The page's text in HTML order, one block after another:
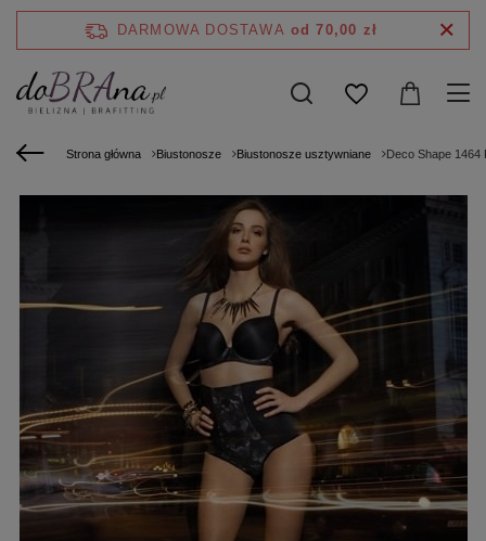
DARMOWA DOSTAWA od 70,00 zł
Strona główna Biustonosze Biustonosze usztywniane Deco Shape